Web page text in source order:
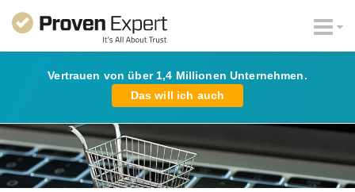
Vertrauen von über 1,4 Millionen Unternehmen.
Das will ich auch